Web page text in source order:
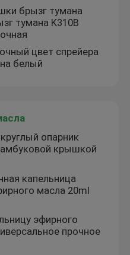
брызг тумана
тумана K310B
цвет спрейера
белый
опарник
крышкой
капельница
масла 20ml
эфирного
прочное